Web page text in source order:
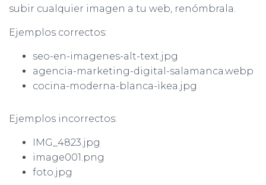
subir cualquier imagen a tu web, renómbrala.
Ejemplos correctos:
seo-en-imagenes-alt-text.jpg
agencia-marketing-digital-salamanca.webp
cocina-moderna-blanca-ikea.jpg
Ejemplos incorrectos:
IMG_4823.jpg
image001.png
foto.jpg